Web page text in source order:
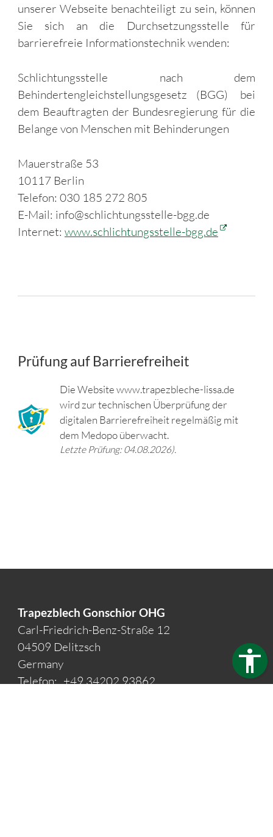
unserer Webseite benachteiligt zu sein, können
Sie sich an die Durchsetzungsstelle für
barrierefreie Informationstechnik wenden:
Schlichtungsstelle nach dem
Behindertengleichstellungsgesetz (BGG)
bei
dem Beauftragten der Bundesregierung für die
Belange von Menschen mit Behinderungen
Mauerstraße 53
10117 Berlin
Telefon: 030 185 272 805
E-Mail: info@schlichtungsstelle-bgg.de
Internet: www.schlichtungsstelle-bgg.de
Prüfung auf Barrierefreiheit
Die Website www.trapezbleche-lissa.de
wird zur technischen Überprüfung der
digitalen Barrierefreiheit regelmäßig mit
dem Medopo überwacht.
Letzte Prüfung: 04.08.2026).
Trapezblech Gonschior OHG
Carl-Friedrich-Benz-Straße 12
04509 Delitzsch
Germany
Telefon: +49 34202 93862